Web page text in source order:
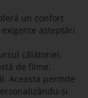
un confort
așteptări
călătoriei,
de filme,
Aceasta permite
și